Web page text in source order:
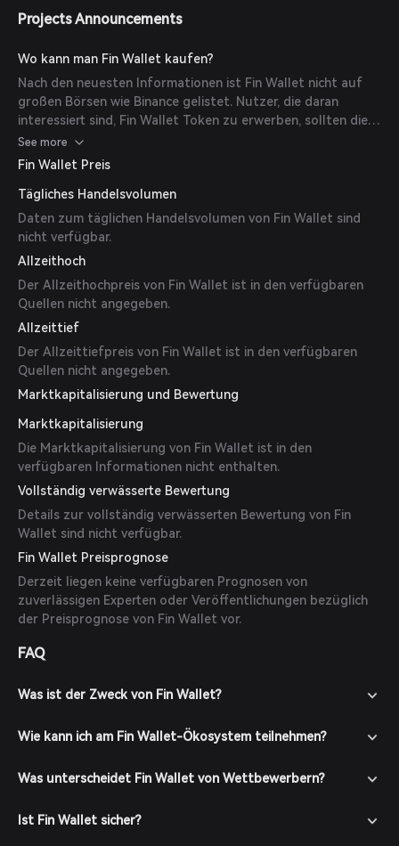
Projects Announcements
Wo kann man Fin Wallet kaufen?
Nach den neuesten Informationen ist Fin Wallet nicht auf
großen Börsen wie Binance gelistet. Nutzer, die daran
interessiert sind, Fin Wallet Token zu erwerben, sollten die
offizielle Webseite oder Community-Kanäle für die
aktuellsten Informationen zu Kaufmöglichkeiten prüfen.
See more
Fin Wallet Preis
Tägliches Handelsvolumen
Daten zum täglichen Handelsvolumen von Fin Wallet sind
nicht verfügbar.
Allzeithoch
Der Allzeithochpreis von Fin Wallet ist in den verfügbaren
Quellen nicht angegeben.
Allzeittief
Der Allzeittiefpreis von Fin Wallet ist in den verfügbaren
Quellen nicht angegeben.
Marktkapitalisierung und Bewertung
Marktkapitalisierung
Die Marktkapitalisierung von Fin Wallet ist in den
verfügbaren Informationen nicht enthalten.
Vollständig verwässerte Bewertung
Details zur vollständig verwässerten Bewertung von Fin
Wallet sind nicht verfügbar.
Fin Wallet Preisprognose
Derzeit liegen keine verfügbaren Prognosen von
zuverlässigen Experten oder Veröffentlichungen bezüglich
der Preisprognose von Fin Wallet vor.
FAQ
Was ist der Zweck von Fin Wallet?
Wie kann ich am Fin Wallet-Ökosystem teilnehmen?
Was unterscheidet Fin Wallet von Wettbewerbern?
Ist Fin Wallet sicher?